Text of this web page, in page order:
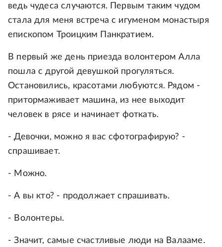
ведь чудеса случаются. Первым таким чудом
стала для меня встреча с игуменом монастыря
епископом Троицким Панкратием.
В первый же день приезда волонтером Алла
пошла с другой девушкой прогуляться.
Остановились, красотами любуются. Рядом -
притормаживает машина, из нее выходит
человек в рясе и начинает фоткать.
- Девочки, можно я вас сфотографирую? -
спрашивает.
- Можно.
- А вы кто? - продолжает спрашивать.
- Волонтеры.
- Значит, самые счастливые люди на Валааме.